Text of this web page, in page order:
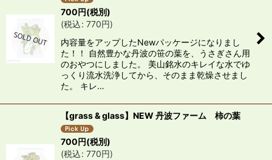
700円(税別)
(税込: 770円)
内容量をアップしたNewパッケージになりまし
た！！ 自然豊かな丹波の笹の葉を、うさぎさん用
のおやつにしました。 美山銘水のキレイな水でゆ
っくり流水洗浄してから、そのまま乾燥させまし
た。 キレ…
【grass & glass】NEW 丹波ファーム 柿の葉
700円(税別)
(税込: 770円)